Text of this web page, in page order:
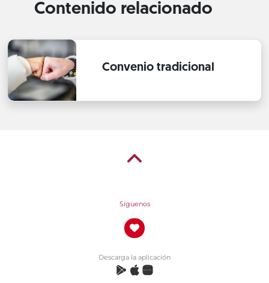
Contenido relacionado
Convenio tradicional
Síguenos
Descarga la aplicación